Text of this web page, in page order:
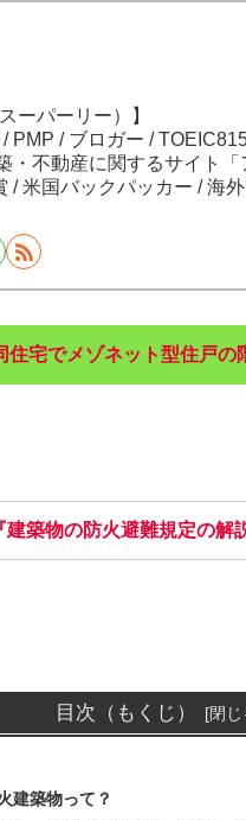
ーパーリー）】
PMP / ブロガー /
・不動産に関するサイト
/ 米国バックパッカー / 海
住宅でメゾネット型住戸の
建築物の防火避難規定の
目次（もくじ）
建築物って？